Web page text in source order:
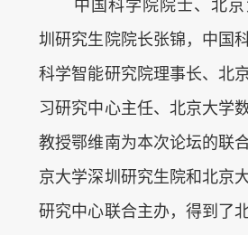
中国科学院院士、北
圳研究生院院长张锦，中国
科学智能研究院理事长、北
习研究中心主任、北京大学
教授鄂维南为本次论坛的联
京大学深圳研究生院和北京
研究中心联合主办，得到了